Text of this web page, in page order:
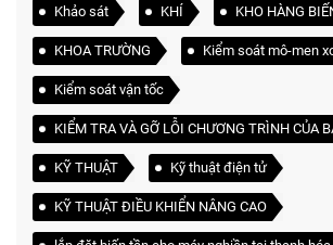
Khảo sát KHÍ KHO HÀNG
KHOA TRƯỜNG Kiểm soát mô-men
Kiểm soát vận tốc
KIỂM TRA VÀ GỠ LỖI CHƯƠNG TRÌNH CỦA
KỸ THUẬT Kỹ thuật điện tử
KỸ THUẬT ĐIỀU KHIỂN NÂNG CAO